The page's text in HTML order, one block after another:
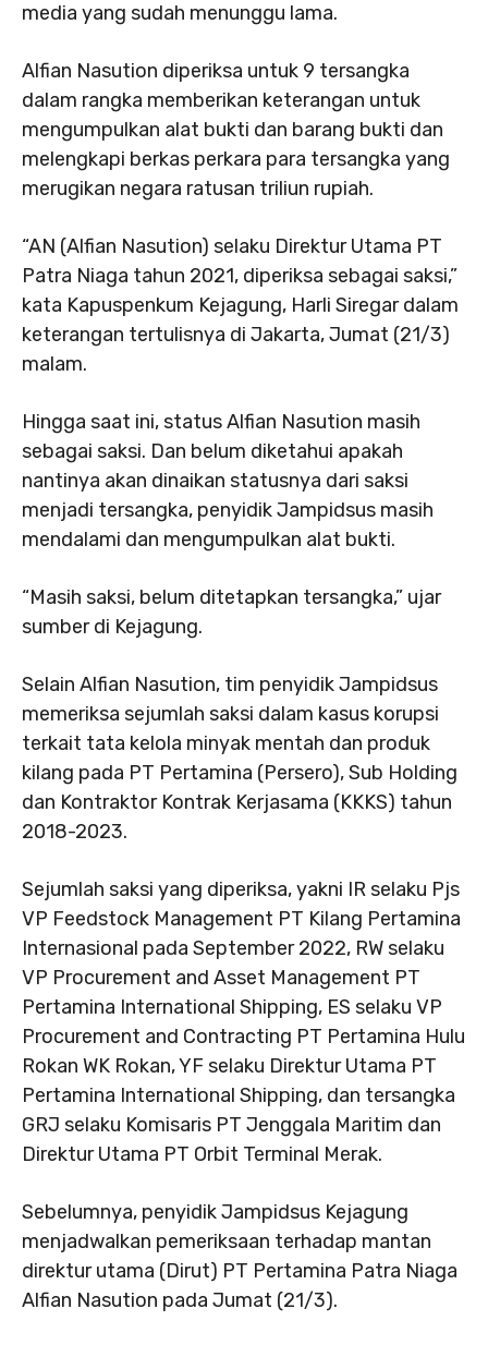
media yang sudah menunggu lama.
Alfian Nasution diperiksa untuk 9 tersangka
dalam rangka memberikan keterangan untuk
mengumpulkan alat bukti dan barang bukti dan
melengkapi berkas perkara para tersangka yang
merugikan negara ratusan triliun rupiah.
“AN (Alfian Nasution) selaku Direktur Utama PT
Patra Niaga tahun 2021, diperiksa sebagai saksi,”
kata Kapuspenkum Kejagung, Harli Siregar dalam
keterangan tertulisnya di Jakarta, Jumat (21/3)
malam.
Hingga saat ini, status Alfian Nasution masih
sebagai saksi. Dan belum diketahui apakah
nantinya akan dinaikan statusnya dari saksi
menjadi tersangka, penyidik Jampidsus masih
mendalami dan mengumpulkan alat bukti.
“Masih saksi, belum ditetapkan tersangka,” ujar
sumber di Kejagung.
Selain Alfian Nasution, tim penyidik Jampidsus
memeriksa sejumlah saksi dalam kasus korupsi
terkait tata kelola minyak mentah dan produk
kilang pada PT Pertamina (Persero), Sub Holding
dan Kontraktor Kontrak Kerjasama (KKKS) tahun
2018-2023.
Sejumlah saksi yang diperiksa, yakni IR selaku Pjs
VP Feedstock Management PT Kilang Pertamina
Internasional pada September 2022, RW selaku
VP Procurement and Asset Management PT
Pertamina International Shipping, ES selaku VP
Procurement and Contracting PT Pertamina Hulu
Rokan WK Rokan, YF selaku Direktur Utama PT
Pertamina International Shipping, dan tersangka
GRJ selaku Komisaris PT Jenggala Maritim dan
Direktur Utama PT Orbit Terminal Merak.
Sebelumnya, penyidik Jampidsus Kejagung
menjadwalkan pemeriksaan terhadap mantan
direktur utama (Dirut) PT Pertamina Patra Niaga
Alfian Nasution pada Jumat (21/3).